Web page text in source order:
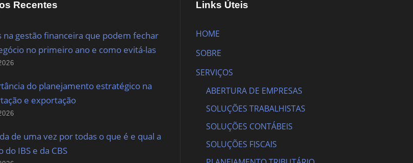
Recentes
na gestão financeira que podem fechar
no primeiro ano e como evitá-las
do planejamento estratégico na
e exportação
de uma vez por todas o que é e qual a
do IBS e da CBS
Links Úteis
HOME
SOBRE
SERVIÇOS
ABERTURA DE EMPRESAS
SOLUÇÕES TRABALHISTAS
SOLUÇÕES CONTÁBEIS
SOLUÇÕES FISCAIS